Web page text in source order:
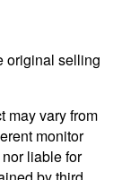
original selling
may vary from
monitor
liable for